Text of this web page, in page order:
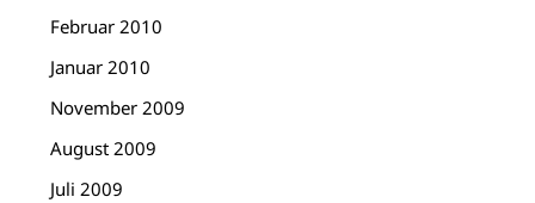
Februar 2010
Januar 2010
November 2009
August 2009
Juli 2009